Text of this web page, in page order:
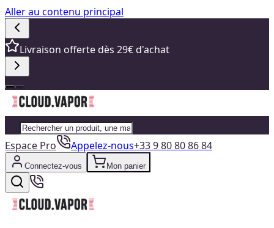
Aller au contenu principal
Livraison offerte dès 29€ d'achat
Espace Pro Appelez-nous+33 9 80 80 86 84
Connectez-vous Mon panier